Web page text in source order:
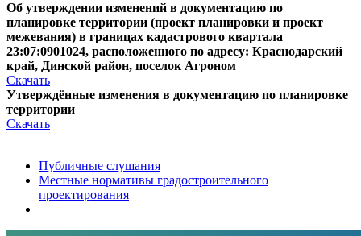
Об утверждении изменений в документацию по
планировке территории (проект планировки и проект
межевания) в границах кадастрового квартала
23:07:0901024, расположенного по адресу: Краснодарский
край, Динской район, поселок Агроном
Скачать
Утверждённые изменения в документацию по планировке
территории
Скачать
Публичные слушания
Местные нормативы градостроительного
проектирования